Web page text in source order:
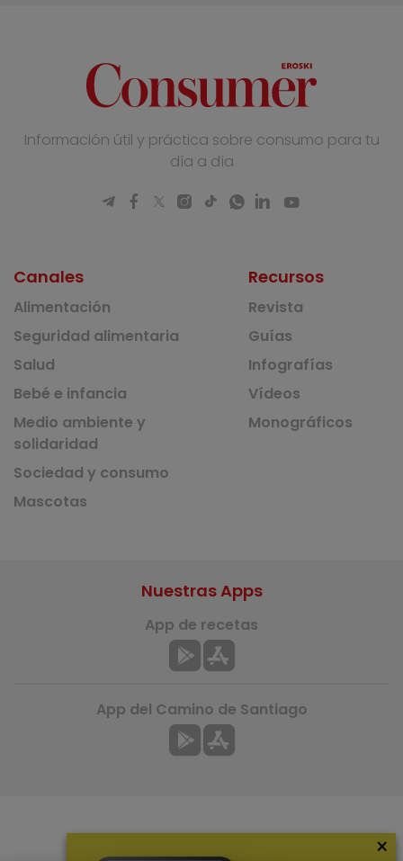
Información útil y práctica sobre consumo para tu
día a día
Canales
Alimentación
Seguridad alimentaria
Salud
Bebé e infancia
Medio ambiente y
solidaridad
Sociedad y consumo
Mascotas
Recursos
Revista
Guías
Infografías
Vídeos
Monográficos
Nuestras Apps
App de recetas
App del Camino de Santiago
×